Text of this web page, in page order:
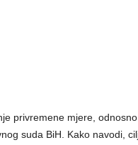
privremene mjere,
suda BiH. Kako navodi,